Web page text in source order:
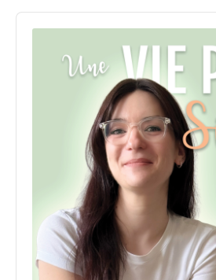
Audio
Player